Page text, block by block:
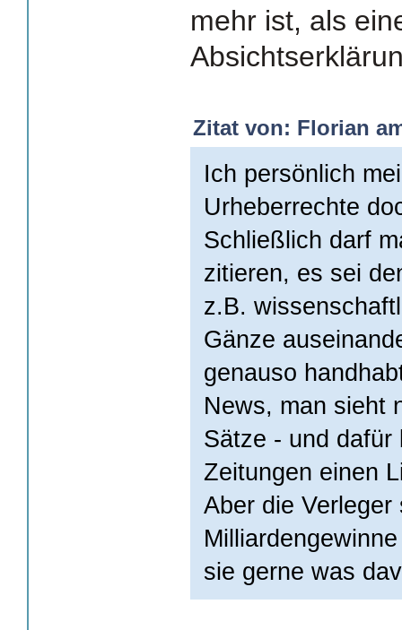
mehr ist, als
Zitat von: Florian
Ich persönlich
Urheberrechte
Schließlich darf
zitieren, es sei
z.B.
Gänze
genauso
News, man sieht
Sätze - und dafür
Zeitungen einen
Aber die
sie gerne was